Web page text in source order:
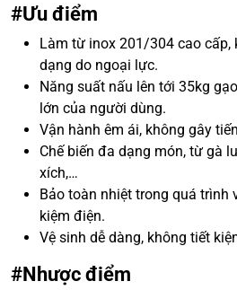
#Ưu điểm
Làm từ inox 201/304 cao cấp,
dạng do ngoại lực.
Năng suất nấu lên tới 35kg
lớn của người dùng.
Vận hành êm ái, không gây
Chế biến đa dạng món, từ gà
xích,…
Bảo toàn nhiệt trong quá trình
kiệm điện.
Vệ sinh dễ dàng, không tiết
#Nhược điểm